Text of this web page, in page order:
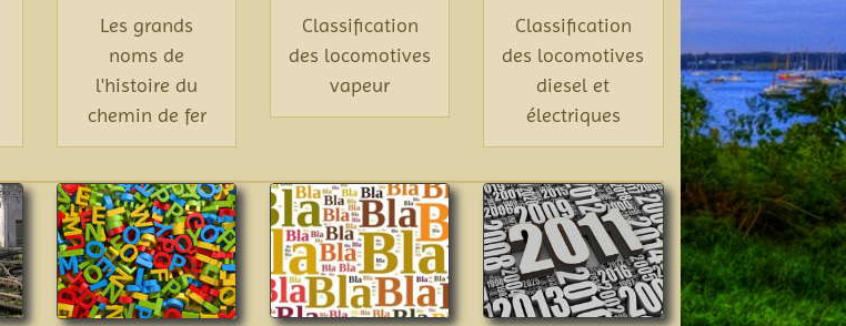
Les grands
noms de
l'histoire du
chemin de fer
Classification
des locomotives
vapeur
Classification
des locomotives
diesel et
électriques